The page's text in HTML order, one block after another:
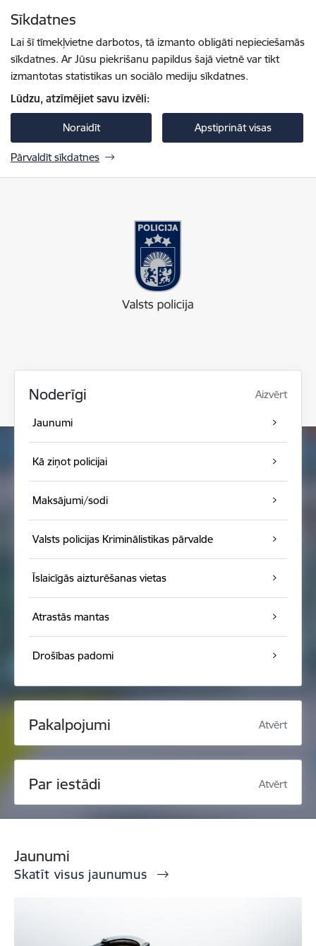
Sīkdatnes
Lai šī tīmekļvietne darbotos, tā izmanto obligāti nepieciešamās
sīkdatnes. Ar Jūsu piekrišanu papildus šajā vietnē var tikt
izmantotas statistikas un sociālo mediju sīkdatnes.
Lūdzu, atzīmējiet savu izvēli:
Noraidīt Apstiprināt visas
Pārvaldīt sīkdatnes
Noderīgi Aizvērt
Jaunumi
Kā ziņot policijai
Maksājumi/sodi
Valsts policijas Kriminālistikas pārvalde
Īslaicīgās aizturēšanas vietas
Atrastās mantas
Drošības padomi
Pakalpojumi Atvērt
Par iestādi Atvērt
Jaunumi
Skatīt visus jaunumus